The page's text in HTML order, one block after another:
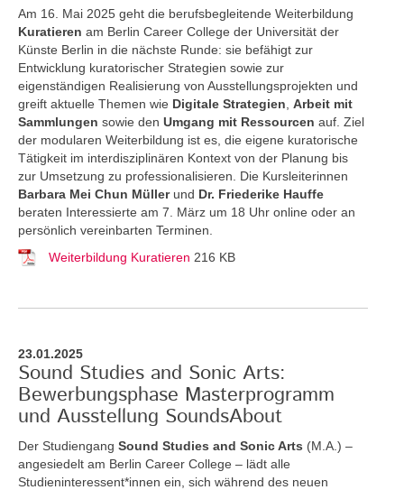
Am 16. Mai 2025 geht die berufsbegleitende Weiterbildung
Kuratieren am Berlin Career College der Universität der
Künste Berlin in die nächste Runde: sie befähigt zur
Entwicklung kuratorischer Strategien sowie zur
eigenständigen Realisierung von Ausstellungsprojekten und
greift aktuelle Themen wie Digitale Strategien Arbeit mit
Sammlungen sowie den Umgang mit Ressourcen auf. Ziel
der modularen Weiterbildung ist es, die eigene kuratorische
Tätigkeit im interdisziplinären Kontext von der Planung bis
zur Umsetzung zu professionalisieren. Die Kursleiterinnen
Barbara Mei Chun Müllerund Dr. Friederike Hauffe
beraten Interessierte am 7. März um 18 Uhr online oder an
persönlich vereinbarten Terminen.
Weiterbildung Kuratieren 216 KB
23.01.2025
Sound Studies and Sonic Arts:
Bewerbungsphase Masterprogramm
und Ausstellung SoundsAbout
Der Studiengang Sound Studies and Sonic Arts (M.A.) –
angesiedelt am Berlin Career College – lädt alle
Studieninteressent*innen ein, sich während des neuen